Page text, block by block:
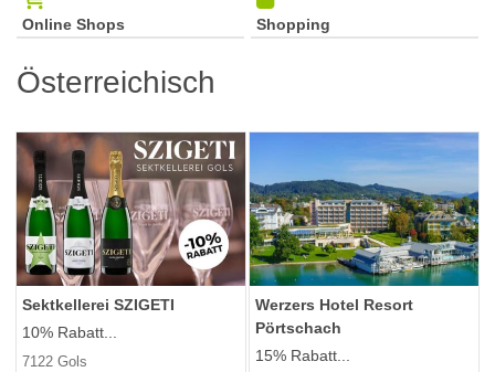
Online Shops Shopping
Österreichisch
Sektkellerei SZIGETI
10% Rabatt...
7122 Gols
Werzers Hotel Resort
Pörtschach
15% Rabatt...